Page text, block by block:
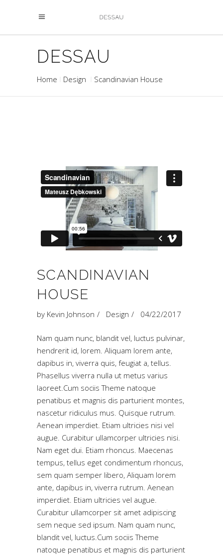
DESSAU
Home Design Scandinavian House
SCANDINAVIAN
HOUSE
by Kevin Johnson Design 04/22/2017
Nam quam nunc, blandit vel, luctus pulvinar,
hendrerit id, lorem. Aliquam lorem ante,
dapibus in, viverra quis, feugiat a, tellus.
Phasellus viverra nulla ut metus varius
laoreet.Cum sociis Theme natoque
penatibus et magnis dis parturient montes,
nascetur ridiculus mus. Quisque rutrum.
Aenean imperdiet. Etiam ultricies nisi vel
augue. Curabitur ullamcorper ultricies nisi.
Nam eget dui. Etiam rhoncus. Maecenas
tempus, tellus eget condimentum rhoncus,
sem quam semper libero, Aliquam lorem
ante, dapibus in, viverra rutrum. Aenean
imperdiet. Etiam ultricies vel augue.
Curabitur ullamcorper sit amet adipiscing
sem neque sed ipsum. Nam quam nunc,
blandit vel, luctus.Cum sociis Theme
natoque penatibus et magnis dis parturient